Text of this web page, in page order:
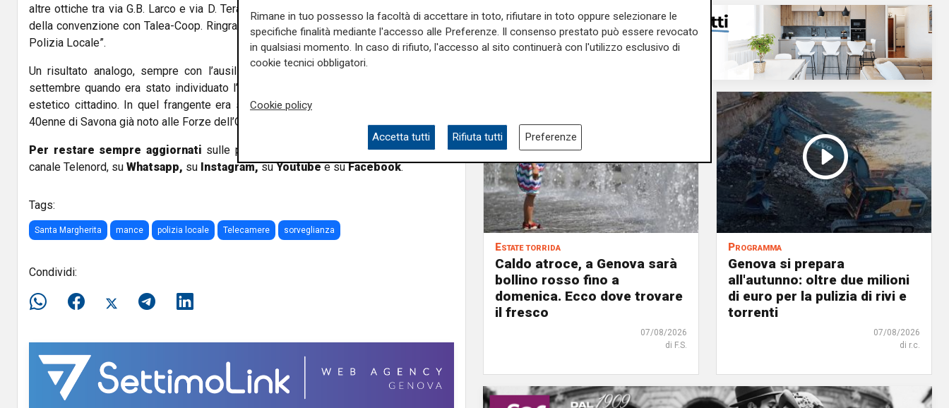
altre ottiche tra via G.B. Larco e via D. Teramo nella zona di San Siro, in conseguenza
della convenzione con Talea-Coop. Ringrazio per l’impegno e per il risultato la nostra
Polizia Locale”.
Un risultato analogo, sempre con l’ausilio dellle telecamere, era stato ottenuto a
settembre quando era stato individuato l’autore del furto di 1200 euro da un centro
estetico cittadino. In quel frangente era stato individuato e denunciato per furto un
40enne di Savona già noto alle Forze dell’Ordine.
Per restare sempre aggiornati sulle principali notizie sulla Liguria seguiteci sul
canale Telenord, su Whatsapp, su Instagram,suYoutubee suFacebook.
Tags:
Santa Margherita mance polizia locale Telecamere sorveglianza
Condividi:
Estate torrida
Caldo atroce, a Genova sarà
bollino rosso fino a
domenica. Ecco dove trovare
il fresco
07/08/2026
di F.S.
Programma
Genova si prepara
all'autunno: oltre due milioni
di euro per la pulizia di rivi e
torrenti
07/08/2026
di r.c.
Rimane in tuo possesso la facoltà di accettare in toto, rifiutare in toto oppure selezionare le
specifiche finalità mediante l'accesso alle Preferenze. Il consenso prestato può essere revocato
in qualsiasi momento. In caso di rifiuto, l'accesso al sito continuerà con l'utilizzo esclusivo di
cookie tecnici obbligatori.
Cookie policy
Accetta tutti Rifiuta tutti Preferenze